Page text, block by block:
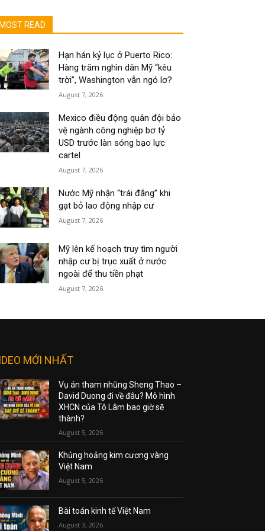
MOST READ
Hạn hán kỷ lục ở Puerto Rico:
Hàng trăm nghìn dân Mỹ “kêu
trời”, Washington vẫn ngó lơ?
August 7, 2026
Mexico điều động quân đội bảo
vệ ngành công nghiệp bơ tỷ
USD trước làn sóng bạo lực
cartel
August 7, 2026
Nước Mỹ nhận “trái đắng” khi
gạt bỏ lao động nhập cư
August 7, 2026
Mỹ lên kế hoạch truy tìm người
nhập cư bị trục xuất ở nước
ngoài để thu tiền phạt
August 7, 2026
MỚI NHẤT
Vụ án tham nhũng Sheng Thao –
David Duong đi về đâu? Mô hình
XHCN của Tô Lâm bao giờ sẽ
thành?
August 5, 2026
Khủng hoảng kim cương vàng
Việt Nam
August 5, 2026
Bài toán kinh tế Việt Nam
August 3, 2026